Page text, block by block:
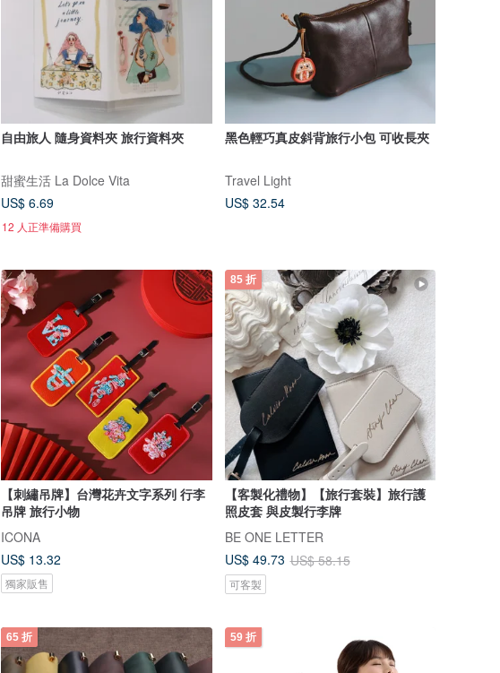
自由旅人 隨身資料夾 旅行資料夾
甜蜜生活 La Dolce Vita
US$ 6.69
12 人正準備購買
黑色輕巧真皮斜背旅行小包 可收長夾
Travel Light
US$ 32.54
【刺繡吊牌】台灣花卉文字系列 行李
吊牌 旅行小物
ICONA
US$ 13.32
獨家販售
85 折
【客製化禮物】【旅行套裝】旅行護
照皮套 與皮製行李牌
BE ONE LETTER
US$ 49.73 US$ 58.15
可客製
65 折 59 折